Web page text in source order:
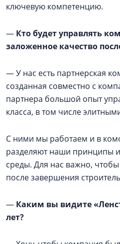
ключевую компетенцию.
— Кто будет управлять
заложенное качество
— У нас есть партнерская
созданная совместно с
партнера большой опыт
класса, в том числе
С ними мы работаем и в
разделяют наши принципы
среды. Для нас важно,
после завершения
— Каким вы видите
лет?